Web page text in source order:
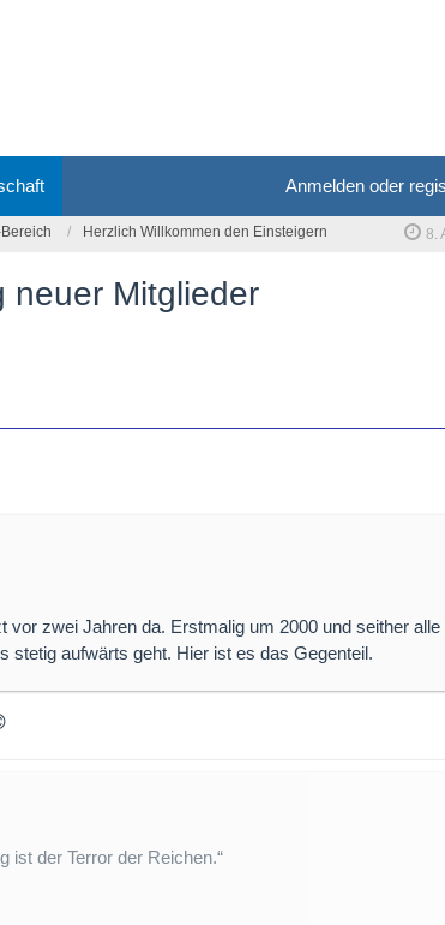
Anmelden oder
Herzlich Willkommen den Einsteigern 8.
neuer Mitglieder
vor zwei Jahren da. Erstmalig um 2000 und seither
stetig aufwärts geht. Hier ist es das Gegenteil.
ist der Terror der Reichen.“